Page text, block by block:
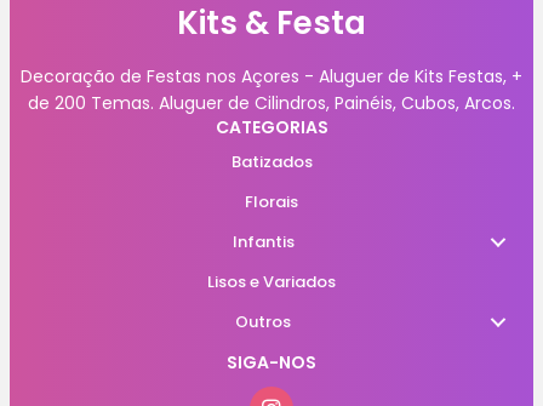
Kits & Festa
Decoração de Festas nos Açores - Aluguer de Kits Festas, +
de 200 Temas. Aluguer de Cilindros, Painéis, Cubos, Arcos.
CATEGORIAS
Batizados
Florais
Infantis
Lisos e Variados
Outros
SIGA-NOS